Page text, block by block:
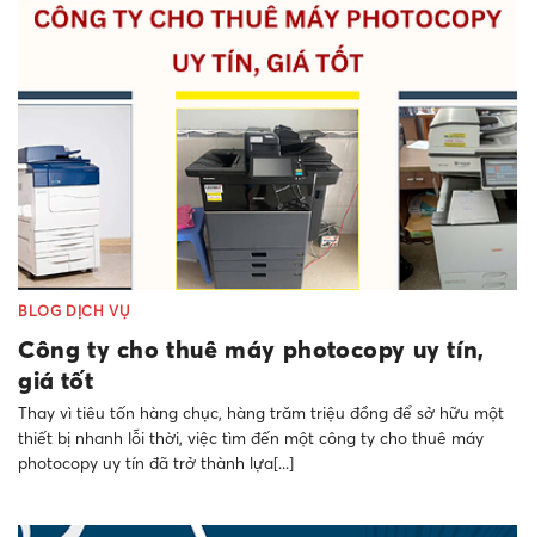
BLOG DỊCH VỤ
Công ty cho thuê máy photocopy uy tín,
giá tốt
Thay vì tiêu tốn hàng chục, hàng trăm triệu đồng để sở hữu một
thiết bị nhanh lỗi thời, việc tìm đến một công ty cho thuê máy
photocopy uy tín đã trở thành lựa[...]